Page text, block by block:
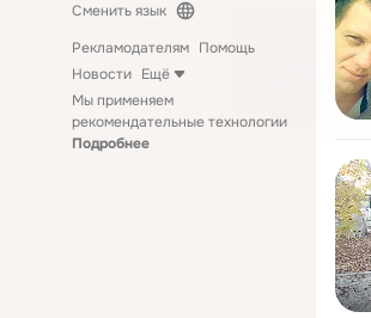
Сменить язык
Рекламодателям Помощь
Новости Ещё
Мы применяем
рекомендательные технологии
Подробнее